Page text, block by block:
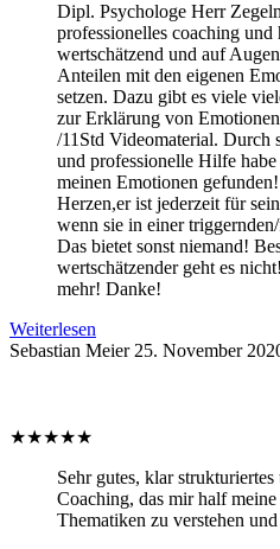
Dipl. Psychologe Herr
professionelles coaching
wertschätzend und auf
Anteilen mit den eigenen
setzen. Dazu gibt es viele
zur Erklärung von
/11Std Videomaterial. Durch
und professionelle Hilfe
meinen Emotionen
Herzen,er ist jederzeit für
wenn sie in einer
Das bietet sonst niemand!
wertschätzender geht es
mehr! Danke!
Weiterlesen
Sebastian Meier 25. November
★★★★★
Sehr gutes, klar strukturiertes
Coaching, das mir half
Thematiken zu verstehen